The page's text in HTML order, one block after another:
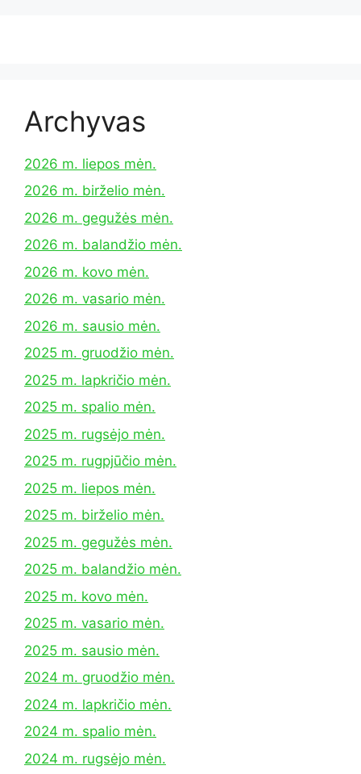
Archyvas
2026 m. liepos mėn.
2026 m. birželio mėn.
2026 m. gegužės mėn.
2026 m. balandžio mėn.
2026 m. kovo mėn.
2026 m. vasario mėn.
2026 m. sausio mėn.
2025 m. gruodžio mėn.
2025 m. lapkričio mėn.
2025 m. spalio mėn.
2025 m. rugsėjo mėn.
2025 m. rugpjūčio mėn.
2025 m. liepos mėn.
2025 m. birželio mėn.
2025 m. gegužės mėn.
2025 m. balandžio mėn.
2025 m. kovo mėn.
2025 m. vasario mėn.
2025 m. sausio mėn.
2024 m. gruodžio mėn.
2024 m. lapkričio mėn.
2024 m. spalio mėn.
2024 m. rugsėjo mėn.